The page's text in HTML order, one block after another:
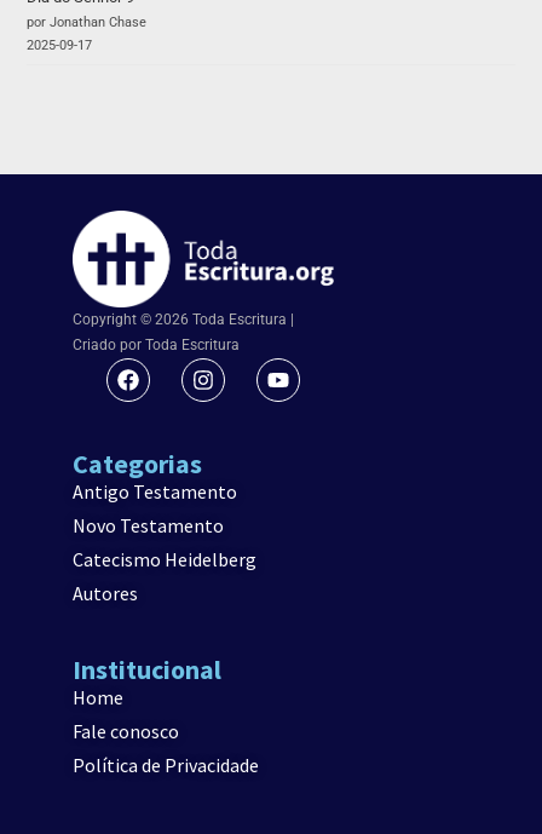
por Jonathan Chase
2025-09-17
Copyright © 2026 Toda Escritura |
Criado por Toda Escritura
Categorias
Antigo Testamento
Novo Testamento
Catecismo Heidelberg
Autores
Institucional
Home
Fale conosco
Política de Privacidade